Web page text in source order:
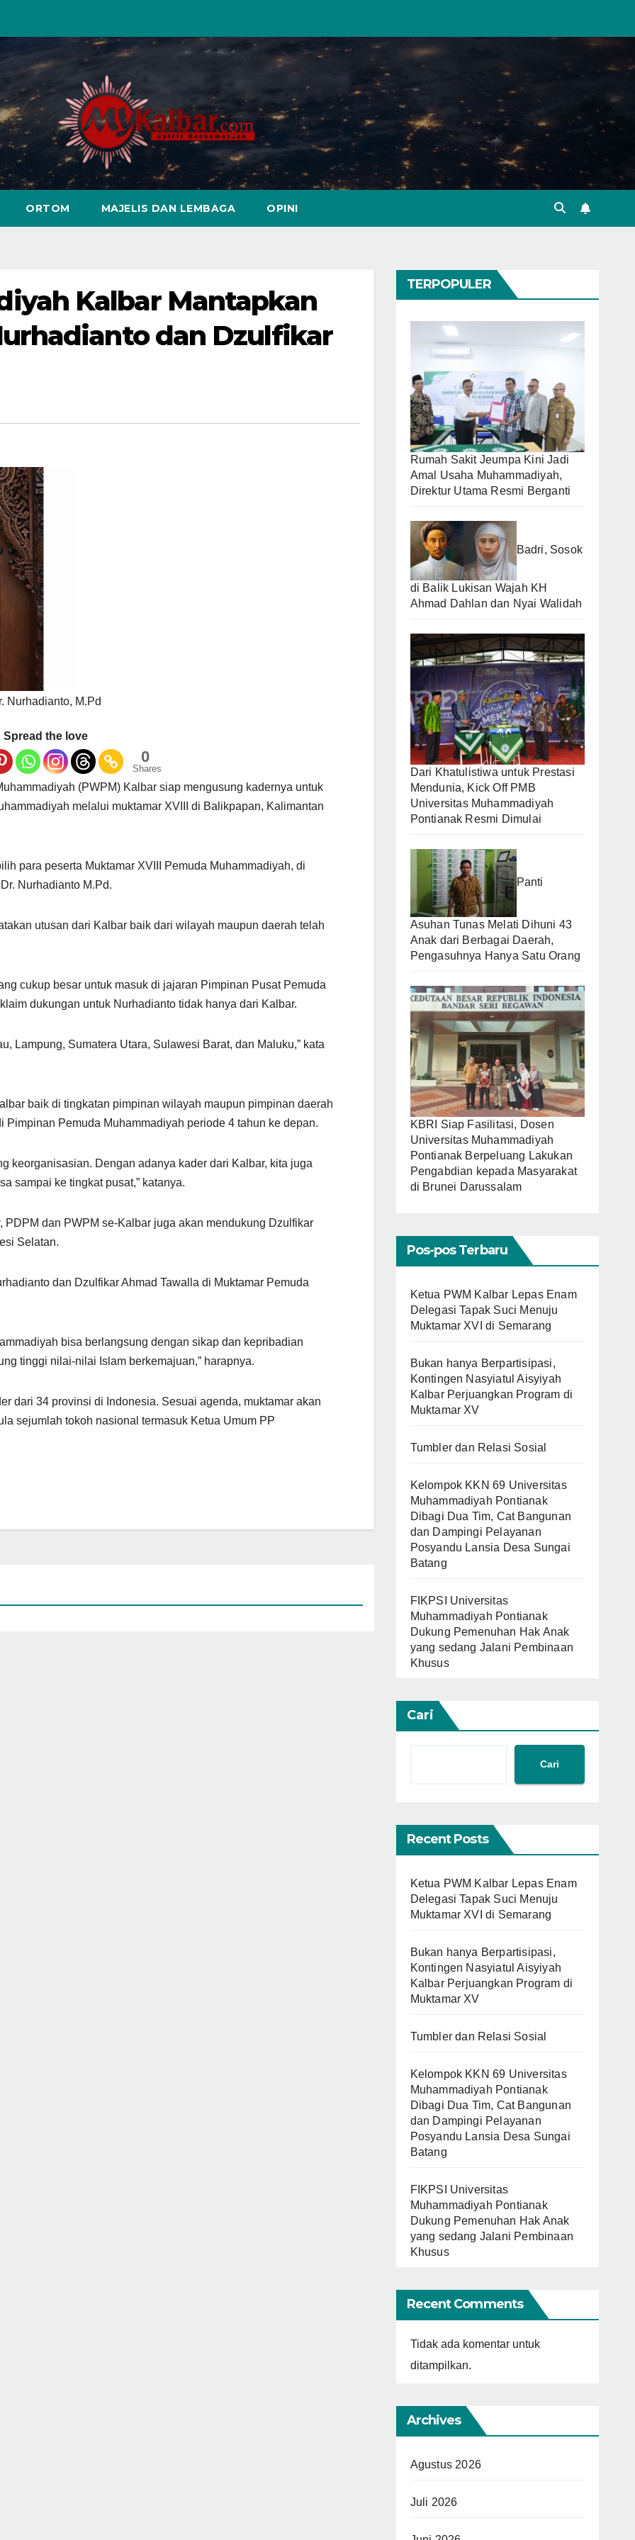
ORTOM MAJELIS DAN LEMBAGA OPINI
Kalbar Mantapkan
dan Dzulfikar
Nurhadianto, M.Pd
Spread the love
0
Shares
(PWPM) Kalbar siap mengusung kadernya untuk
melalui muktamar XVIII di Balikpapan, Kalimantan
para peserta Muktamar XVIII Pemuda Muhammadiyah, di
Nurhadianto M.Pd.
utusan dari Kalbar baik dari wilayah maupun daerah telah
cukup besar untuk masuk di jajaran Pimpinan Pusat Pemuda
dukungan untuk Nurhadianto tidak hanya dari Kalbar.
Lampung, Sumatera Utara, Sulawesi Barat, dan Maluku,” kata
baik di tingkatan pimpinan wilayah maupun pimpinan daerah
Pemuda Muhammadiyah periode 4 tahun ke depan.
keorganisasian. Dengan adanya kader dari Kalbar, kita juga
sampai ke tingkat pusat,” katanya.
dan PWPM se-Kalbar juga akan mendukung Dzulfikar
Selatan.
dan Dzulfikar Ahmad Tawalla di Muktamar Pemuda
bisa berlangsung dengan sikap dan kepribadian
tinggi nilai-nilai Islam berkemajuan,” harapnya.
dari 34 provinsi di Indonesia. Sesuai agenda, muktamar akan
sejumlah tokoh nasional termasuk Ketua Umum PP
TERPOPULER
Rumah Sakit Jeumpa Kini Jadi
Amal Usaha Muhammadiyah,
Direktur Utama Resmi Berganti
Badri, Sosok
di Balik Lukisan Wajah KH
Ahmad Dahlan dan Nyai Walidah
Dari Khatulistiwa untuk Prestasi
Mendunia, Kick Off PMB
Universitas Muhammadiyah
Pontianak Resmi Dimulai
Panti
Asuhan Tunas Melati Dihuni 43
Anak dari Berbagai Daerah,
Pengasuhnya Hanya Satu Orang
KBRI Siap Fasilitasi, Dosen
Universitas Muhammadiyah
Pontianak Berpeluang Lakukan
Pengabdian kepada Masyarakat
di Brunei Darussalam
Pos-pos Terbaru
Ketua PWM Kalbar Lepas Enam
Delegasi Tapak Suci Menuju
Muktamar XVI di Semarang
Bukan hanya Berpartisipasi,
Kontingen Nasyiatul Aisyiyah
Kalbar Perjuangkan Program di
Muktamar XV
Tumbler dan Relasi Sosial
Kelompok KKN 69 Universitas
Muhammadiyah Pontianak
Dibagi Dua Tim, Cat Bangunan
dan Dampingi Pelayanan
Posyandu Lansia Desa Sungai
Batang
FIKPSI Universitas
Muhammadiyah Pontianak
Dukung Pemenuhan Hak Anak
yang sedang Jalani Pembinaan
Khusus
Cari
Cari
Recent Posts
Ketua PWM Kalbar Lepas Enam
Delegasi Tapak Suci Menuju
Muktamar XVI di Semarang
Bukan hanya Berpartisipasi,
Kontingen Nasyiatul Aisyiyah
Kalbar Perjuangkan Program di
Muktamar XV
Tumbler dan Relasi Sosial
Kelompok KKN 69 Universitas
Muhammadiyah Pontianak
Dibagi Dua Tim, Cat Bangunan
dan Dampingi Pelayanan
Posyandu Lansia Desa Sungai
Batang
FIKPSI Universitas
Muhammadiyah Pontianak
Dukung Pemenuhan Hak Anak
yang sedang Jalani Pembinaan
Khusus
Recent Comments
Tidak ada komentar untuk
ditampilkan.
Archives
Agustus 2026
Juli 2026